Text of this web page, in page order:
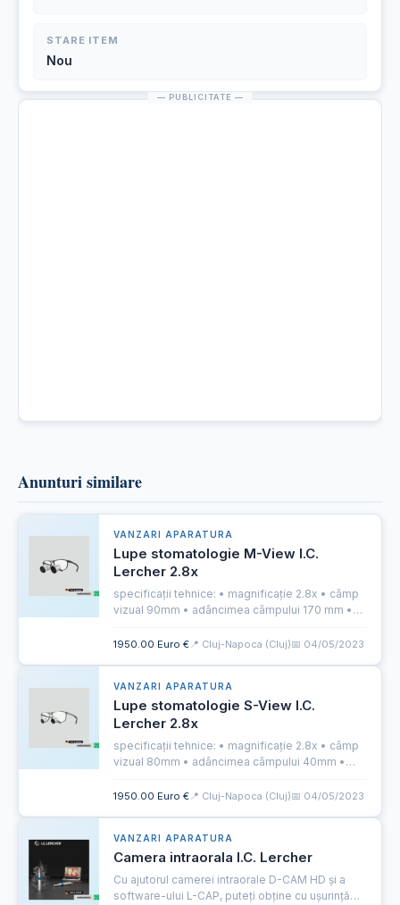
STARE ITEM
Nou
Anunturi similare
VANZARI APARATURA
Lupe stomatologie M-View I.C.
Lercher 2.8x
specificații tehnice: • magnificație 2.8x • câmp
vizual 90mm • adâncimea câmpului 170 mm •
individual • compensarea dioptriei opțională
1950.00 Euro € 📍 Cluj-Napoca (Cluj)📅 04/05/2023
VANZARI APARATURA
Lupe stomatologie S-View I.C.
Lercher 2.8x
specificații tehnice: • magnificație 2.8x • câmp
vizual 80mm • adâncimea câmpului 40mm •
individual • compensarea dioptriei opțională
1950.00 Euro € 📍 Cluj-Napoca (Cluj)📅 04/05/2023
VANZARI APARATURA
Camera intraorala I.C. Lercher
Cu ajutorul camerei intraorale D-CAM HD și a
software-ului L-CAP, puteți obține cu ușurință